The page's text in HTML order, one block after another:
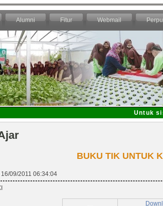
Alumni Fitur Webmail
Untuk
BUKU TIK UNTUK
09/2011 06:34:04